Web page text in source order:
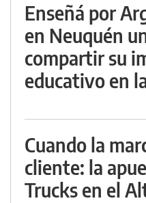
Enseñá por
en Neuquén
compartir su
educativo en
Cuando la
cliente: la
Trucks en el